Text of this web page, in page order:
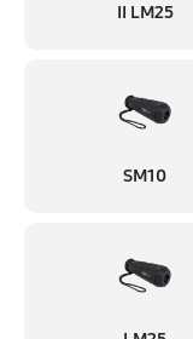
II LM25
SM10